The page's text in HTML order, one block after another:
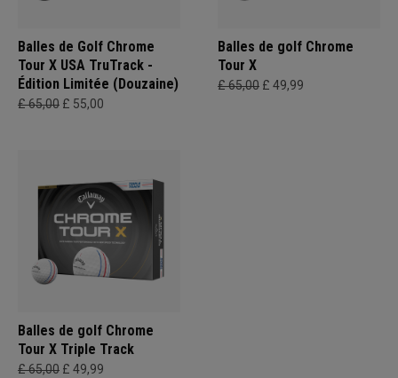
Balles de Golf Chrome
Tour X USA TruTrack -
Édition Limitée (Douzaine)
£ 65,00 £ 55,00
Balles de golf Chrome
Tour X
£ 65,00 £ 49,99
Balles de golf Chrome
Tour X Triple Track
£ 65,00 £ 49,99